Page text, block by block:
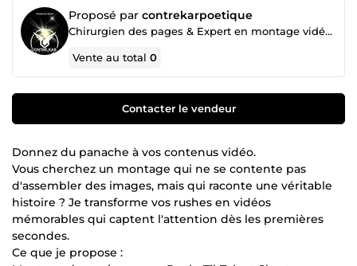
Proposé par contrekarpoetique
Chirurgien des pages & Expert en montage vidéo d'impact | Contrekar Poétique
Vente au total0
Contacter le vendeur
Donnez du panache à vos contenus vidéo.
Vous cherchez un montage qui ne se contente pas
d'assembler des images, mais qui raconte une véritable
histoire ? Je transforme vos rushes en vidéos
mémorables qui captent l'attention dès les premières
secondes.
Ce que je propose :